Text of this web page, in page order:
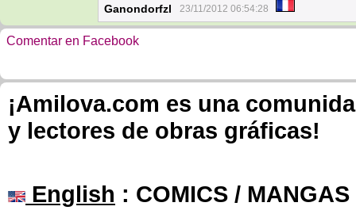
Ganondorfzl 23/11/2012 06:54:28
Comentar en Facebook
¡Amilova.com es una
y lectores de obras gráficas!
English : COMICS /